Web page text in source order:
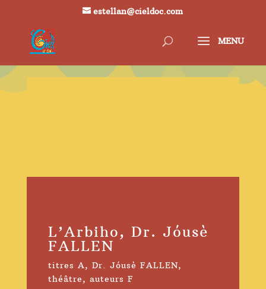
estellan@cieldoc.com
L’Arbiho, Dr. Jóusè
FALLEN
titres A, Dr. Jóusè FALLEN,
théâtre, auteurs F